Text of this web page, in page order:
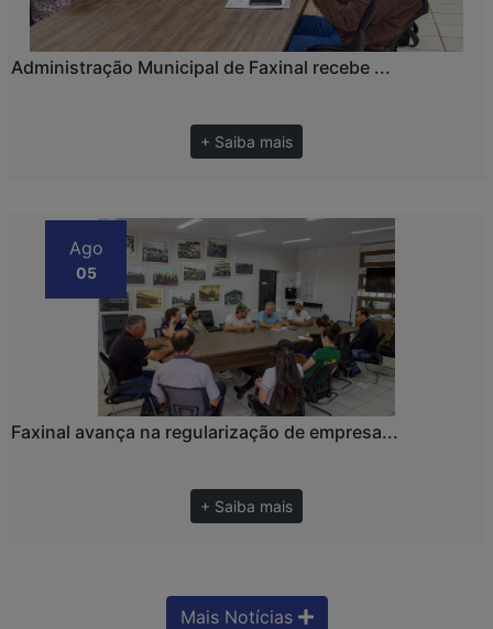
Administração Municipal de Faxinal recebe ...
+ Saiba mais
Ago
05
Faxinal avança na regularização de empresa...
+ Saiba mais
Mais Notícias